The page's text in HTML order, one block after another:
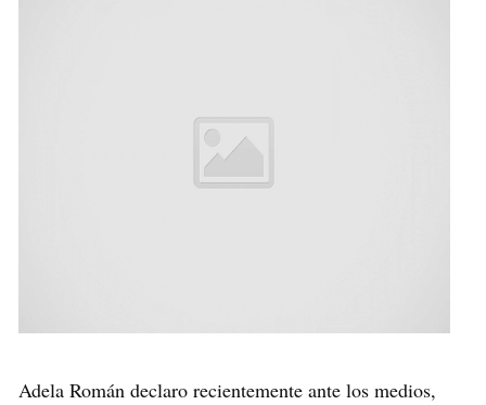
Adela Román declaro recientemente ante los medios,